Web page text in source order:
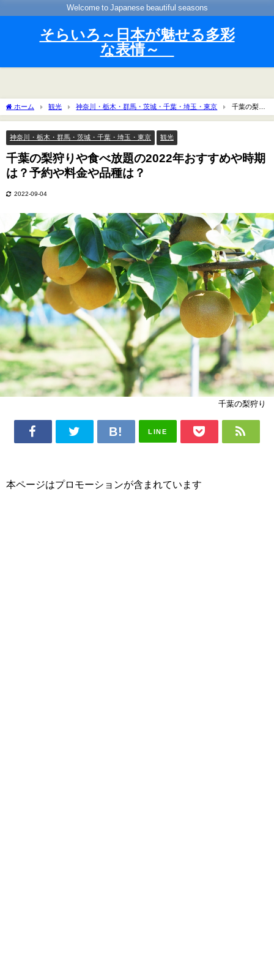
Welcome to Japanese beautiful seasons
そらいろ～日本が魅せる多彩
な表情～
ホーム 観光 神奈川・栃木・群馬・茨城・千葉・埼玉・東京
千葉の梨狩
りや食べ放題の2022年おすすめや時期は？予約や料金や品種は？
神奈川・栃木・群馬・茨城・千葉・埼玉・東京 観光
千葉の梨狩りや食べ放題の2022年おすすめや時期
は？予約や料金や品種は？
2022-09-04
千葉の梨狩り
LINE
本ページはプロモーションが含まれています